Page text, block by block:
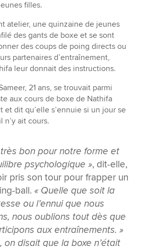
filles.
atelier, une quinzaine de jeunes
des gants de boxe et se sont
des coups de poing directs ou
partenaires d’entraînement,
leur donnait des instructions.
21 ans, se trouvait parmi
aux cours de boxe de Nathifa
et dit qu’elle s’ennuie si un jour se
n’y ait cours.
très bon pour notre forme et
psychologique », dit-elle,
pris son tour pour frapper un
ball. « Quelle que soit la
ou l’ennui que nous
nous oublions tout dès que
aux entraînements. »
on disait que la boxe n’était